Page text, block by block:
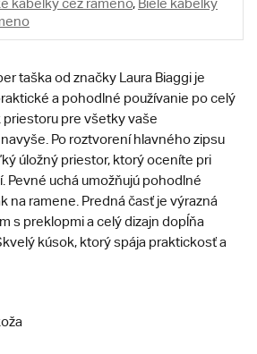
kabelky cez rameno, Biele kabelky
taška od značky Laura Biaggi je
a pohodlné používanie po celý
pre všetky vaše
Po roztvorení hlavného zipsu
úložný priestor, ktorý oceníte pri
Pevné uchá umožňujú pohodlné
na ramene. Predná časť je výrazná
s preklopmi a celý dizajn dopĺňa
kúsok, ktorý spája praktickosť a